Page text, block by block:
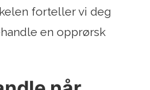
forteller vi deg
en opprørsk